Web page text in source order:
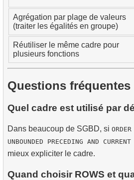
Agrégation par plage de valeurs
(traiter les égalités en groupe)
Réutiliser le même cadre pour
plusieurs fonctions
Questions fréquentes
Quel cadre est utilisé par
Dans beaucoup de SGBD, si
UNBOUNDED PRECEDING AND CURRENT
mieux expliciter le cadre.
Quand choisir ROWS et